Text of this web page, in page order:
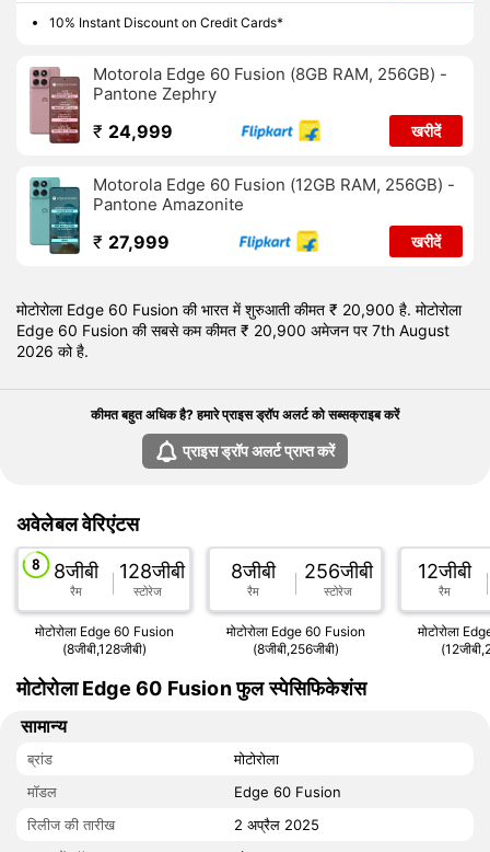
साथ है।
20,900 रुपये है।
10% Instant Discount on Credit Cards*
Motorola Edge 60 Fusion (8GB RAM, 256GB) -
Pantone Zephry
₹ 24,999 खरीदें
Motorola Edge 60 Fusion (12GB RAM, 256GB) -
Pantone Amazonite
₹ 27,999 खरीदें
मोटोरोला Edge 60 Fusion की भारत में शुरुआती कीमत ₹ 20,900 है. मोटोरोला
Edge 60 Fusion की सबसे कम कीमत ₹ 20,900 अमेजन पर 7th August
2026 को है.
कीमत बहुत अधिक है? हमारे प्राइस ड्रॉप अलर्ट को सब्सक्राइब करें
प्राइस ड्रॉप अलर्ट प्राप्त करें
अवेलेबल वेरिएंटस
8जीबी
रैम
128जीबी
स्टोरेज
मोटोरोला Edge 60 Fusion
(8जीबी,128जीबी)
8जीबी
रैम
256जीबी
स्टोरेज
मोटोरोला Edge 60 Fusion
(8जीबी,256जीबी)
12जीबी
रैम
मोटोरोला
मोटोरोला Edge 60 Fusion फुल स्पेसिफिकेशंस
सामान्य
ब्रांड
मोटोरोला
मॉडल
Edge 60 Fusion
रिलीज की तारीख
2 अप्रैल 2025